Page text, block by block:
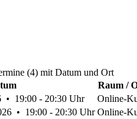
(4) mit Datum und Ort
Raum /
• 19:00 - 20:30 Uhr
Online-
• 19:00 - 20:30 Uhr Online-